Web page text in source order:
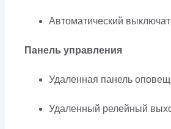
Автоматический
Панель управления
Удаленная панель
Удаленный релейный